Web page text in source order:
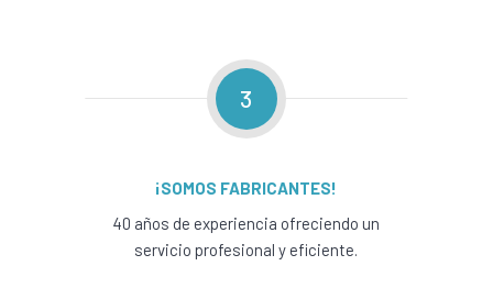
3
¡SOMOS FABRICANTES!
40 años de experiencia ofreciendo un
servicio profesional y eficiente.